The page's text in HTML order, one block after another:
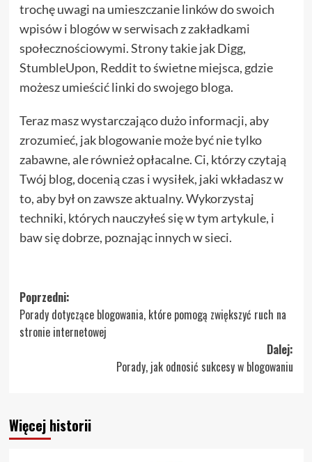
trochę uwagi na umieszczanie linków do swoich
wpisów i blogów w serwisach z zakładkami
społecznościowymi. Strony takie jak Digg,
StumbleUpon, Reddit to świetne miejsca, gdzie
możesz umieścić linki do swojego bloga.
Teraz masz wystarczająco dużo informacji, aby
zrozumieć, jak blogowanie może być nie tylko
zabawne, ale również opłacalne. Ci, którzy czytają
Twój blog, docenią czas i wysiłek, jaki wkładasz w
to, aby był on zawsze aktualny. Wykorzystaj
techniki, których nauczyłeś się w tym artykule, i
baw się dobrze, poznając innych w sieci.
Zobacz
wpisy
Poprzedni:
Porady dotyczące blogowania, które pomogą zwiększyć ruch na
stronie internetowej
Dalej:
Porady, jak odnosić sukcesy w blogowaniu
Więcej historii